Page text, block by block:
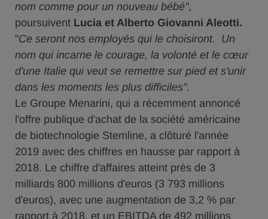
nom comme pour un nouveau bébé",
poursuivent Lucia et Alberto Giovanni Aleotti.
"Ce seront nos employés qui le choisiront. Un
nom qui incarne le courage, la volonté et le cœur
d'une Italie qui veut se remettre sur pied et s'unir
dans les moments les plus difficiles".
Le Groupe Menarini, qui a récemment annoncé
l'offre publique d'achat de la société américaine
de biotechnologie Stemline, a clôturé l'année
2019 avec des chiffres en hausse par rapport à
2018. Le chiffre d'affaires atteint près de 3
milliards 800 millions d'euros (3 793 millions
d'euros), avec une augmentation de 3,2 % par
rapport à 2018, et un EBITDA de 492 millions